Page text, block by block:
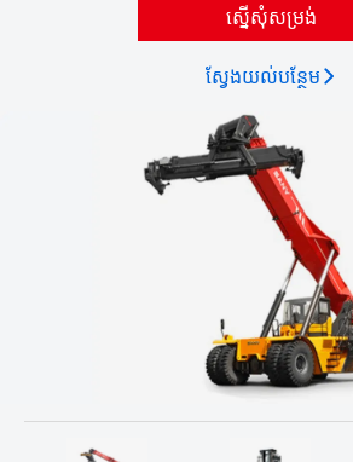
ស្នើសុំសម្រង់
ស្វែង​យល់​បន្ថែម